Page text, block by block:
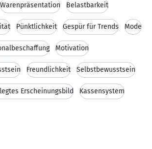
Warenpräsentation Belastbarkeit
Pünktlichkeit Gespür für Trends Mode
Motivation
Freundlichkeit Selbstbewusstsein
Erscheinungsbild Kassensystem